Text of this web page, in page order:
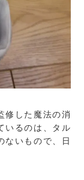
修した魔法の消
いるのは、タル
ないもので、日